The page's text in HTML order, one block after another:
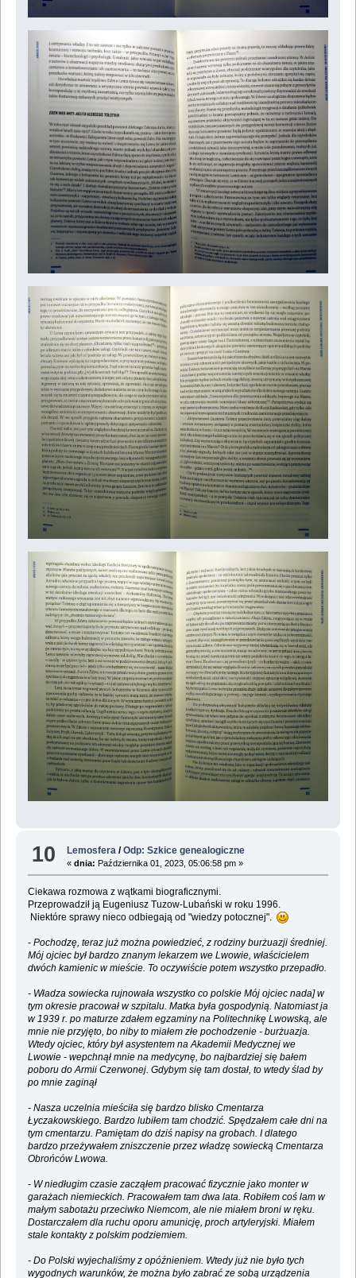
10 Lemosfera /Odp: Szkice genealogiczne
«dnia: Października 01, 2023, 05:06:58 pm »
Ciekawa rozmowa z wątkami biograficznymi.
Przeprowadził ją Eugeniusz Tuzow-Lubański w roku 1996.
Niektóre sprawy nieco odbiegają od "wiedzy potocznej".
- Pochodzę, teraz już można powiedzieć, z rodziny burżuazji średniej.
Mój ojciec był bardzo znanym lekarzem we Lwowie, właścicielem
dwóch kamienic w mieście. To oczywiście potem wszystko przepadło.
- Władza sowiecka rujnowała wszystko co polskie Mój ojciec nada] w
tym okresie pracował w szpitalu. Matka była gospodynią. Natomiast ja
w 1939 r. po maturze zdałem egzaminy na Politechnikę Lwowską, ale
mnie nie przyjęto, bo niby to miałem złe pochodzenie - burżuazja.
Wtedy ojciec, który był asystentem na Akademii Medycznej we
Lwowie - wepchnął mnie na medycynę, bo najbardziej się bałem
poboru do Armii Czerwonej. Gdybym się tam dostał, to wtedy ślad by
po mnie zaginął
- Nasza uczelnia mieściła się bardzo blisko Cmentarza
Łyczakowskiego. Bardzo lubiłem tam chodzić. Spędzałem całe dni na
tym cmentarzu. Pamiętam do dziś napisy na grobach. I dlatego
bardzo przeżywałem zniszczenie przez władzę sowiecką Cmentarza
Obrońców Lwowa.
- W niedługim czasie zacząłem pracować fizycznie jako monter w
garażach niemieckich. Pracowałem tam dwa lata. Robiłem coś lam w
małym sabotażu przeciwko Niemcom, ale nie miałem broni w ręku.
Dostarczałem dla ruchu oporu amunicję, proch artyleryjski. Miałem
stale kontakty z polskim podziemiem.
- Do Polski wyjechaliśmy z opóźnieniem. Wtedy już nie było tych
wygodnych warunków, że można było zabrać ze sobą urządzenia